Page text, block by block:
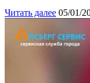
Читать далее 05/01/